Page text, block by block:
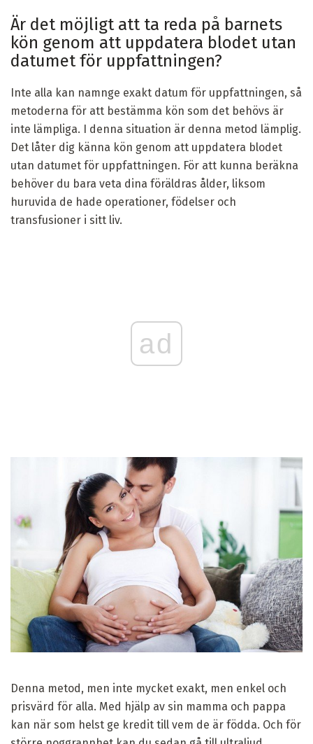
Är det möjligt att ta reda på barnets
kön genom att uppdatera blodet utan
datumet för uppfattningen?
Inte alla kan namnge exakt datum för uppfattningen, så
metoderna för att bestämma kön som det behövs är
inte lämpliga. I denna situation är denna metod lämplig.
Det låter dig känna kön genom att uppdatera blodet
utan datumet för uppfattningen. För att kunna beräkna
behöver du bara veta dina föräldras ålder, liksom
huruvida de hade operationer, födelser och
transfusioner i sitt liv.
ad
Denna metod, men inte mycket exakt, men enkel och
prisvärd för alla. Med hjälp av sin mamma och pappa
kan när som helst ge kredit till vem de är födda. Och för